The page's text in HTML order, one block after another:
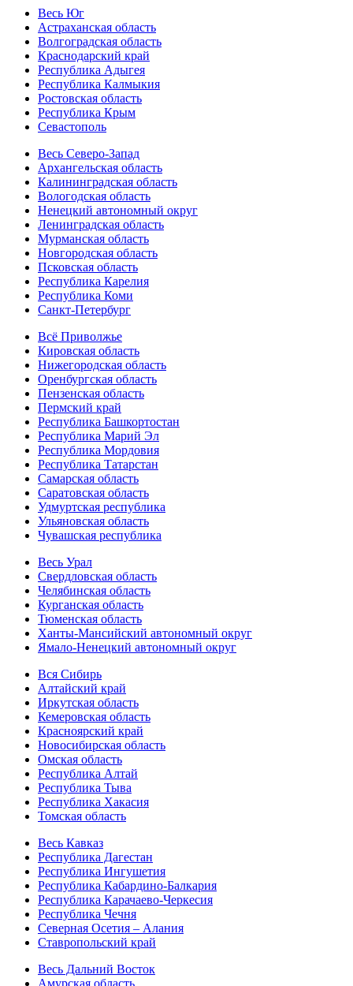
Весь Юг
Астраханская область
Волгоградская область
Краснодарский край
Республика Адыгея
Республика Калмыкия
Ростовская область
Республика Крым
Севастополь
Весь Северо-Запад
Архангельская область
Калининградская область
Вологодская область
Ненецкий автономный округ
Ленинградская область
Мурманская область
Новгородская область
Псковская область
Республика Карелия
Республика Коми
Санкт-Петербург
Всё Приволжье
Кировская область
Нижегородская область
Оренбургская область
Пензенская область
Пермский край
Республика Башкортостан
Республика Марий Эл
Республика Мордовия
Республика Татарстан
Самарская область
Саратовская область
Удмуртская республика
Ульяновская область
Чувашская республика
Весь Урал
Свердловская область
Челябинская область
Курганская область
Тюменская область
Ханты-Мансийский автономный округ
Ямало-Ненецкий автономный округ
Вся Сибирь
Алтайский край
Иркутская область
Кемеровская область
Красноярский край
Новосибирская область
Омская область
Республика Алтай
Республика Тыва
Республика Хакасия
Томская область
Весь Кавказ
Республика Дагестан
Республика Ингушетия
Республика Кабардино-Балкария
Республика Карачаево-Черкесия
Республика Чечня
Северная Осетия – Алания
Ставропольский край
Весь Дальний Восток
Амурская область